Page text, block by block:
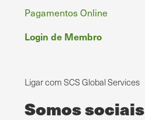
Pagamentos Online
Login de Membro
Ligar com SCS Global Services
Somos sociais